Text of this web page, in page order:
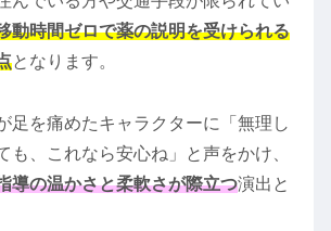
動時間ゼロで薬の説明を受けられる
となります。
足を痛めたキャラクターに「無理し
も、これなら安心ね」と声をかけ、
導の温かさと柔軟さが際立つ演出と